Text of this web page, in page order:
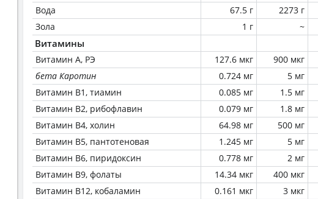
Вода
67.5 г 2273 г
Зола
1 г ~
Витамины
Витамин А, РЭ 127.6 мкг 900 мкг
бета Каротин
0.724 мг 5 мг
Витамин В1, тиамин
0.085 мг 1.5 мг
Витамин В2, рибофлавин
0.079 мг 1.8 мг
Витамин В4, холин
64.98 мг 500 мг
Витамин В5, пантотеновая
1.245 мг 5 мг
Витамин В6, пиридоксин
0.778 мг 2 мг
Витамин В9, фолаты
14.34 мкг 400 мкг
Витамин В12, кобаламин
0.161 мкг 3 мкг